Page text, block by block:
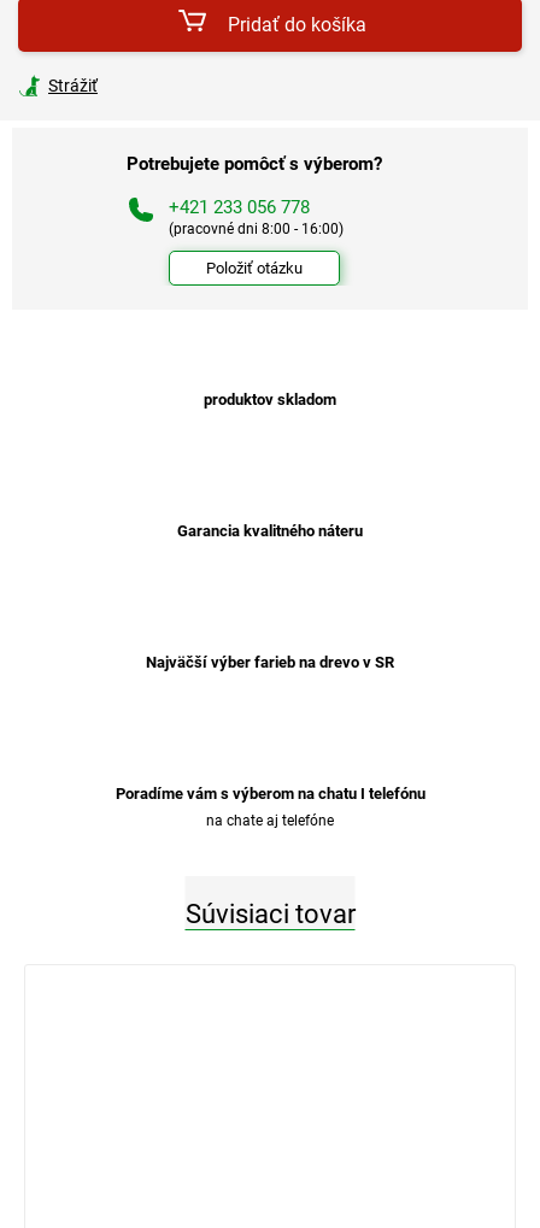
Pridať do košíka
Strážiť
Potrebujete pomôcť s výberom?
+421 233 056 778
(pracovné dni 8:00 - 16:00)
Položiť otázku
produktov skladom
Garancia kvalitného náteru
Najväčší výber farieb na drevo v SR
Poradíme vám s výberom na chatu I telefónu
na chate aj telefóne
Súvisiaci tovar